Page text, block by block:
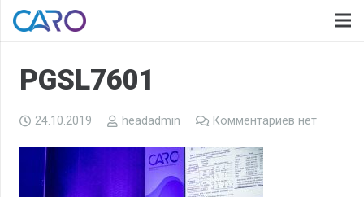
PGSL7601
24.10.2019 headadmin Комментариев нет